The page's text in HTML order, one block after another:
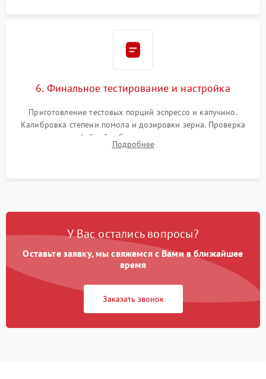
6. Финальное тестирование и настройка
Приготовление тестовых порций эспрессо и капучино.
Калибровка степени помола и дозировки зерна. Проверка
плотности кофейной таблетки, температуры напитка и
качества молочной пены. Контроль отсутствия посторонних
Подробнее
У Вас остались вопросы?
Оставьте заявку, мы свяжемся с Вами в ближайшее
время
Заказать звонок